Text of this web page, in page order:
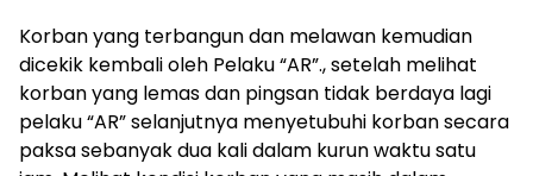
Korban yang terbangun dan melawan kemudian
dicekik kembali oleh Pelaku “AR”., setelah melihat
korban yang lemas dan pingsan tidak berdaya lagi
pelaku “AR” selanjutnya menyetubuhi korban secara
paksa sebanyak dua kali dalam kurun waktu satu